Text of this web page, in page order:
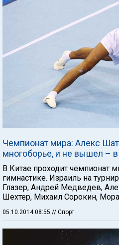
Чемпионат мира: Алекс
многоборье, и не вышел –
В Китае проходит чемпионат
гимнастике. Израиль на
Глазер, Андрей Медведев,
Шехтер, Михаил Сорокин,
05.10.2014 08:55 // Спорт